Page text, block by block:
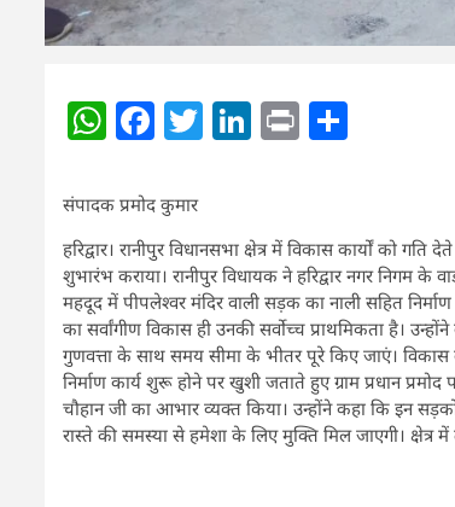
WhatsApp
Facebook
Twitter
LinkedIn
Print
संपादक प्रमोद कुमार
हरिद्वार। रानीपुर विधानसभा क्षेत्र में विकास कार्यों को
शुभारंभ कराया। रानीपुर विधायक ने हरिद्वार नगर निगम के
महदूद में पीपलेश्वर मंदिर वाली सड़क का नाली सहित
का सर्वांगीण विकास ही उनकी सर्वोच्च प्राथमिकता है।
गुणवत्ता के साथ समय सीमा के भीतर पूरे किए जाएं। विकास
निर्माण कार्य शुरू होने पर खुशी जताते हुए ग्राम प्रधान
चौहान जी का आभार व्यक्त किया। उन्होंने कहा कि इन
रास्ते की समस्या से हमेशा के लिए मुक्ति मिल जाएगी। क्षेत्र